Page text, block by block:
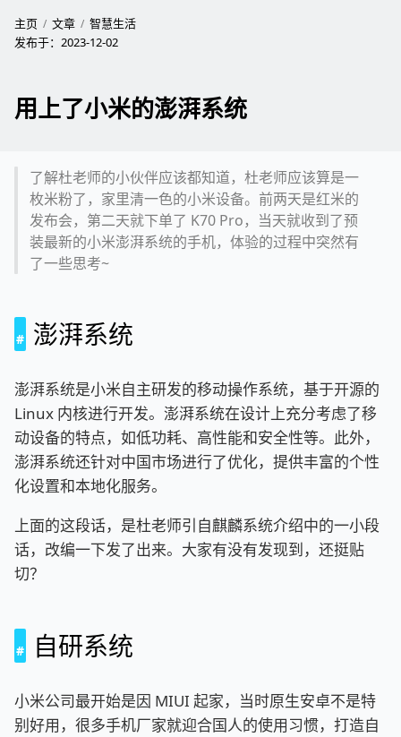
主页 文章
智慧生活
发布于： 2023-12-02
用上了小米的澎湃系统
了解杜老师的小伙伴应该都知道，杜老师应该算是一
枚米粉了，家里清一色的小米设备。前两天是红米的
发布会，第二天就下单了 K70 Pro，当天就收到了预
装最新的小米澎湃系统的手机，体验的过程中突然有
了一些思考~
澎湃系统
澎湃系统是小米自主研发的移动操作系统，基于开源的
Linux 内核进行开发。澎湃系统在设计上充分考虑了移
动设备的特点，如低功耗、高性能和安全性等。此外，
澎湃系统还针对中国市场进行了优化，提供丰富的个性
化设置和本地化服务。
上面的这段话，是杜老师引自麒麟系统介绍中的一小段
话，改编一下发了出来。大家有没有发现到，还挺贴
切？
自研系统
小米公司最开始是因 MIUI 起家，当时原生安卓不是特
别好用，很多手机厂家就迎合国人的使用习惯，打造自